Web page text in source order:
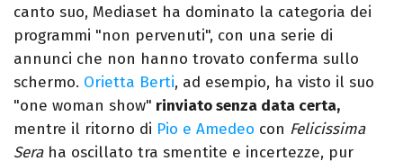
canto suo, Mediaset ha dominato la categoria dei
programmi "non pervenuti", con una serie di
annunci che non hanno trovato conferma sullo
schermo. Orietta Berti, ad esempio, ha visto il suo
"one woman show" rinviato senza data certa,
mentre il ritorno di Pio e Amedeo con Felicissima
Seraha oscillato tra smentite e incertezze, pur